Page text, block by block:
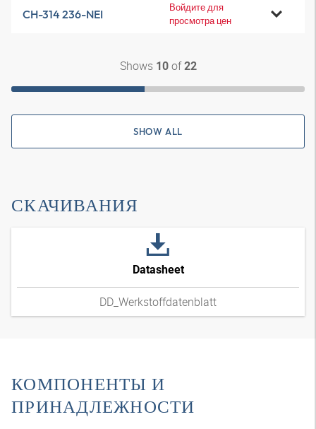
CH-314 236-NEI
Войдите для
просмотра цен
Shows 10of22
SHOW ALL
СКАЧИВАНИЯ
Datasheet
DD_Werkstoffdatenblatt
КОМПОНЕНТЫ И
ПРИНАДЛЕЖНОСТИ